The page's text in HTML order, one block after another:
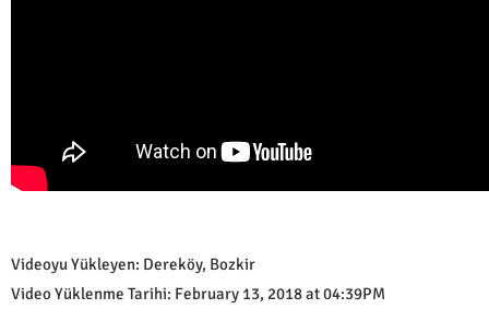
Videoyu Yükleyen: Dereköy, Bozkir
Video Yüklenme Tarihi: February 13, 2018 at 04:39PM